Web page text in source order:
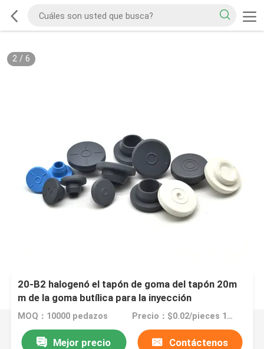
2/ 6
20-B2 halogenó el tapón de goma del tapón 20m
m de la goma butílica para la inyección
MOQ：10000 pedazos Precio：$0.02/pieces 10000-99999 pieces
Mejor precio Contáctenos